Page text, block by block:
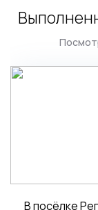
В посёлке